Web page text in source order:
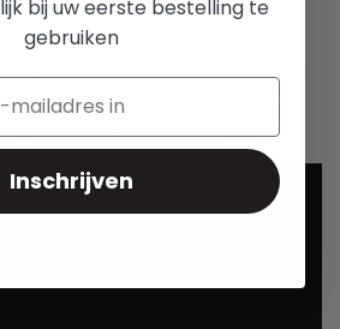
van 100% katoensatijn en heeft
om bovenmatige krimp
zoveel mogelijk uit te sluiten.
bij uw eerste bestelling te
gebruiken
Inschrijven